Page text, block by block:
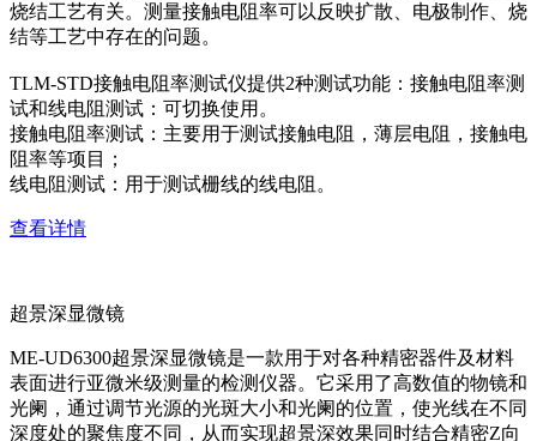
烧结工艺有关。测量接触电阻率可以反映扩散、电极制作、烧
结等工艺中存在的问题。
TLM-STD接触电阻率测试仪提供2种测试功能：接触电阻率测
试和线电阻测试：可切换使用。
接触电阻率测试：主要用于测试接触电阻，薄层电阻，接触电
阻率等项目；
线电阻测试：用于测试栅线的线电阻。
查看详情
超景深显微镜
ME-UD6300超景深显微镜是一款用于对各种精密器件及材料
表面进行亚微米级测量的检测仪器。它采用了高数值的物镜和
光阑，通过调节光源的光斑大小和光阑的位置，使光线在不同
深度处的聚焦度不同，从而实现超景深效果同时结合精密Z向